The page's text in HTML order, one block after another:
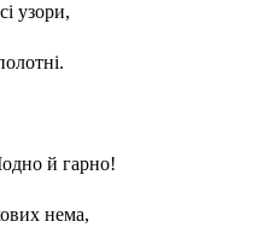
узори,
й гарно!
нема,